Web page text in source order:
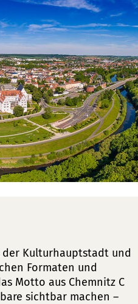
der Kulturhauptstadt und
Formaten und
Motto aus Chemnitz C
sichtbar machen –